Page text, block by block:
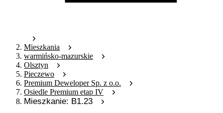
Mieszkania
warmińsko-mazurskie
Olsztyn
Pieczewo
Premium Deweloper Sp. z o.o.
Osiedle Premium etap IV
Mieszkanie: B1.23